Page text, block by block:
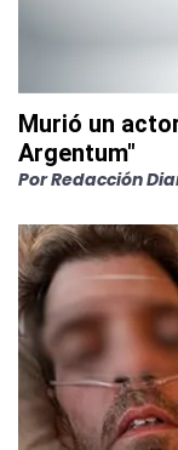
Murió un
Argentum"
PorRedacción